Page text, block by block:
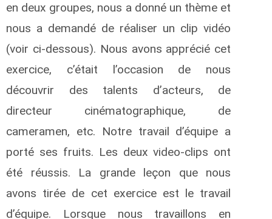
en deux groupes, nous a donné un thème et
nous a demandé de réaliser un clip vidéo
(voir ci-dessous). Nous avons apprécié cet
exercice, c’était l’occasion de nous
découvrir des talents d’acteurs, de
directeur cinématographique, de
cameramen, etc. Notre travail d’équipe a
porté ses fruits. Les deux video-clips ont
été réussis. La grande leçon que nous
avons tirée de cet exercice est le travail
d’équipe. Lorsque nous travaillons en